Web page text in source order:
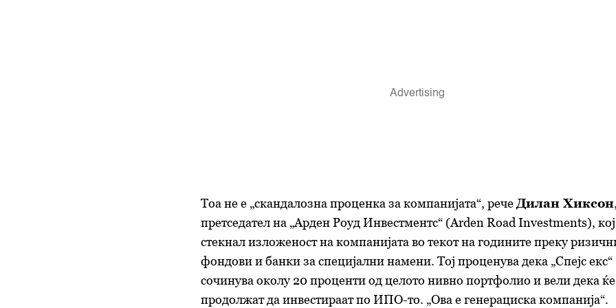
Тоа не е „скандалозна проценка за компанијата“, рече Дилан Хиксон
претседател на „Арден Роуд Инвестментс“ (Arden Road Investments), кој
стекнал изложеност на компанијата во текот на годините преку
фондови и банки за специјални намени. Тој проценува дека „Спејс екс“
сочинува околу 20 проценти од целото нивно портфолио и вели дека ќе
продолжат да инвестираат по ИПО-то. „Ова е генерациска компанија“.